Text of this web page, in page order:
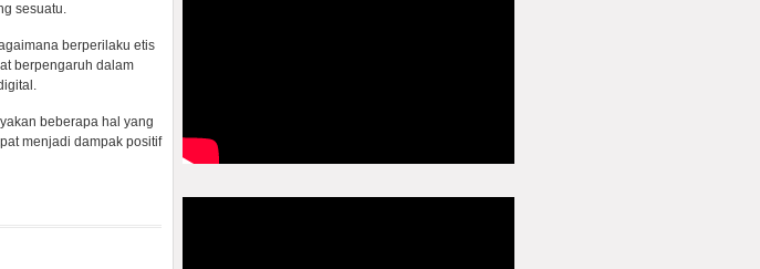
sesuatu.
berperilaku etis
berpengaruh dalam
beberapa hal yang
menjadi dampak positif